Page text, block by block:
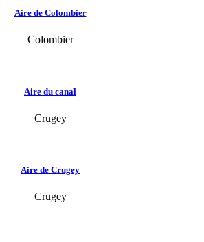
Aire de Colombier
Colombier
Aire du canal
Crugey
Aire de Crugey
Crugey